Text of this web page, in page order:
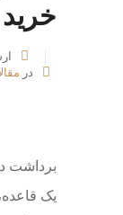
در
برداشت
یک